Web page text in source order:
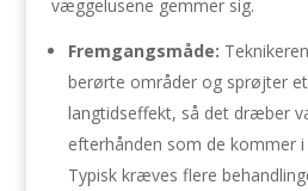
væggelusene gemmer sig.
Fremgangsmåde:
berørte områder og sprøjter
langtidseffekt, så det dræber
efterhånden som de kommer
Typisk kræves flere